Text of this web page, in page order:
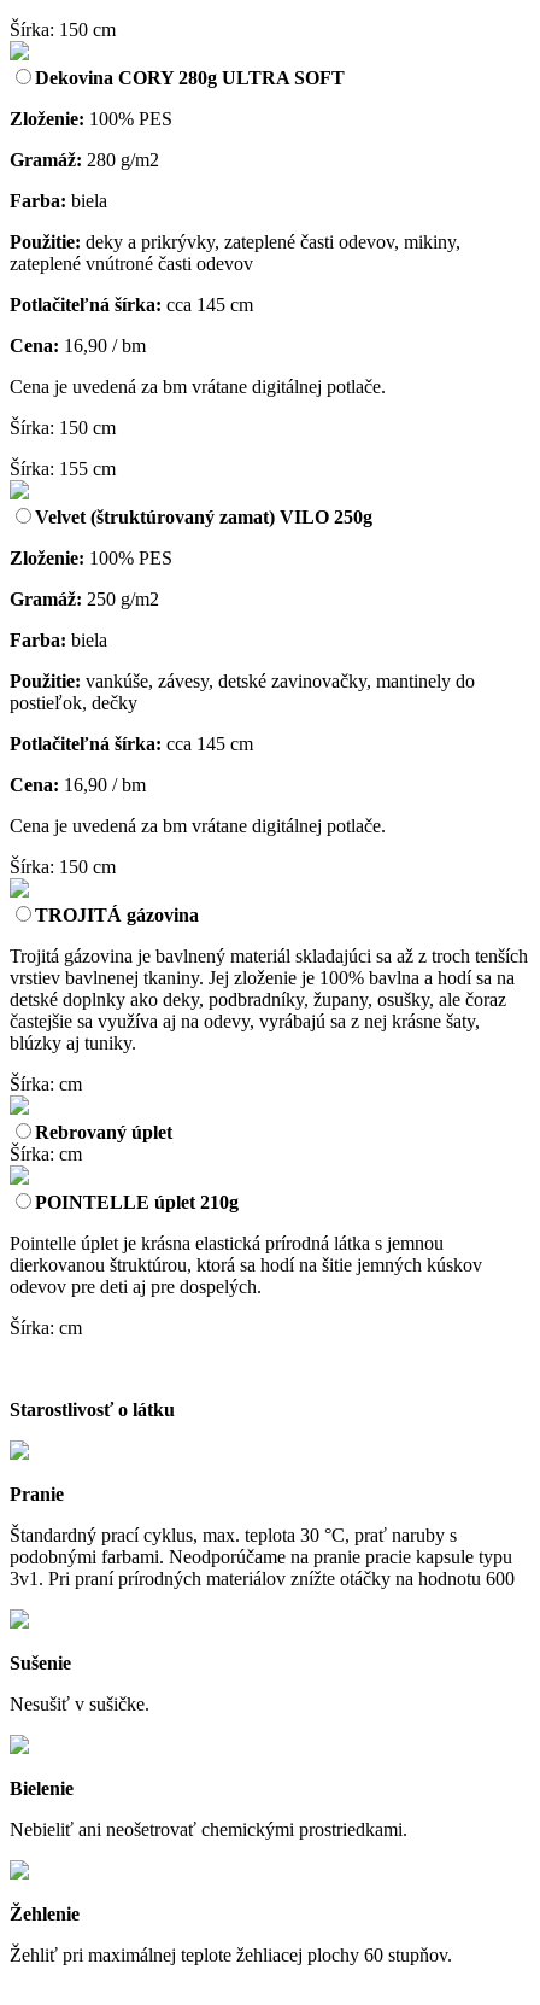
Šírka: 150 cm
Dekovina CORY 280g ULTRA SOFT
Zloženie: 100% PES
Gramáž: 280 g/m2
Farba: biela
Použitie: deky a prikrývky, zateplené časti odevov, mikiny,
zateplené vnútroné časti odevov
Potlačiteľná šírka: cca 145 cm
Cena: 16,90 / bm
Cena je uvedená za bm vrátane digitálnej potlače.
Šírka: 150 cm
Šírka: 155 cm
Velvet (štruktúrovaný zamat) VILO 250g
Zloženie: 100% PES
Gramáž: 250 g/m2
Farba: biela
Použitie: vankúše, závesy, detské zavinovačky, mantinely do
postieľok, dečky
Potlačiteľná šírka: cca 145 cm
Cena: 16,90 / bm
Cena je uvedená za bm vrátane digitálnej potlače.
Šírka: 150 cm
TROJITÁ gázovina
Trojitá gázovina je bavlnený materiál skladajúci sa až z troch tenších
vrstiev bavlnenej tkaniny. Jej zloženie je 100% bavlna a hodí sa na
detské doplnky ako deky, podbradníky, župany, osušky, ale čoraz
častejšie sa využíva aj na odevy, vyrábajú sa z nej krásne šaty,
blúzky aj tuniky.
Šírka: cm
Rebrovaný úplet
Šírka: cm
POINTELLE úplet 210g
Pointelle úplet je krásna elastická prírodná látka s jemnou
dierkovanou štruktúrou, ktorá sa hodí na šitie jemných kúskov
odevov pre deti aj pre dospelých.
Šírka: cm
Starostlivosť o látku
Pranie
Štandardný prací cyklus, max. teplota 30 °C, prať naruby s
podobnými farbami. Neodporúčame na pranie pracie kapsule typu
3v1. Pri praní prírodných materiálov znížte otáčky na hodnotu 600
Sušenie
Nesušiť v sušičke.
Bielenie
Nebieliť ani neošetrovať chemickými prostriedkami.
Žehlenie
Žehliť pri maximálnej teplote žehliacej plochy 60 stupňov.